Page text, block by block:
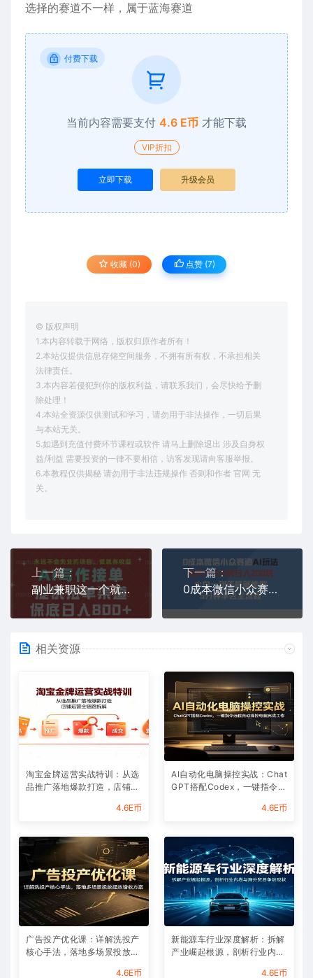
选择的赛道不一样，属于蓝海赛道
付费下载
当前内容需要支付 4.6 E币 才能下载
VIP折扣
立即下载 升级会员
收藏 (0) 点赞 (7)
© 版权声明
1.本内容转载于网络，版权归原作者所有！
2.本站仅提供信息存储空间服务，不拥有所有权，不承担相关
法律责任。
3.本内容若侵犯到你的版权利益，请联系我们，会尽快给予删
除处理！
4.本站全资源仅供测试和学习，请勿用于非法操作，一切后果
与本站无关。
5.如遇到充值付费环节课程或软件 请马上删除退出 涉及自身权
益/利益 需要投资的一律不要相信，访客发现请向客服举报。
6.本教程仅供揭秘 请勿用于非法违规操作 否则和作者 官网 无
关。
上一篇：
副业兼职这一个就够了，永远不会失业的项目，多劳多得，保底日入8张+【揭秘】
下一篇：
0成本微信小众赛道AI玩法，每天1-2小时日入2张，小白一部手机就能做，5分钟学会全流程
相关资源
淘宝金牌运营实战特训：从选
品推广落地爆款打造，店铺运
4.6E币
AI自动化电脑操控实战：Chat
GPT搭配Codex，一键指令远
4.6E币
广告投产优化课：详解洗投产
核心手法，落地多场景投放提
4.6E币
新能源车行业深度解析：拆解
产业崛起根源，剖析行业内卷
4.6E币